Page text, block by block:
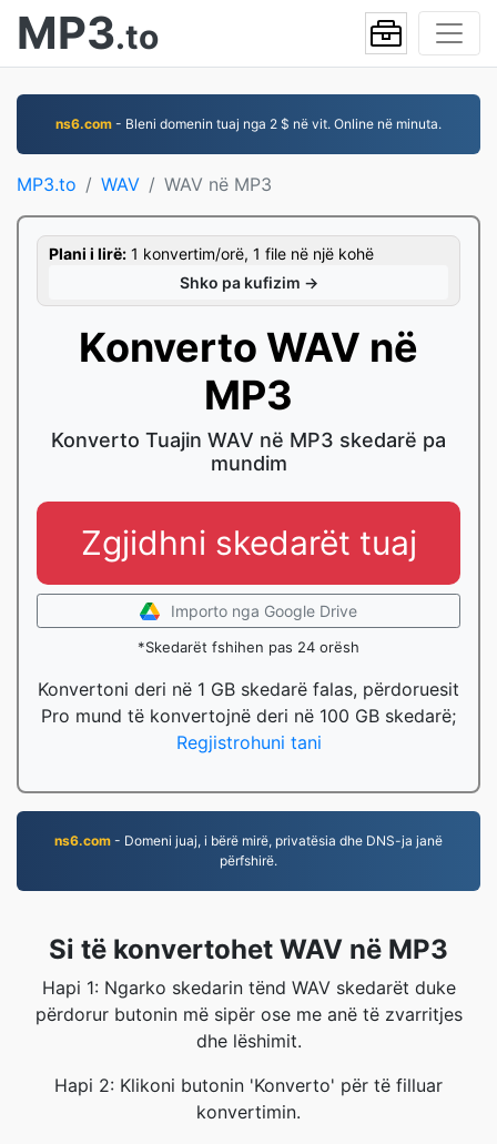
MP3.to
ns6.com - Bleni domenin tuaj nga 2 $ në vit. Online në minuta.
MP3.to WAV WAV në MP3
Plani i lirë: 1 konvertim/orë, 1 file në një kohë
Shko pa kufizim →
Konverto WAV në
MP3
Konverto Tuajin WAV në MP3 skedarë pa
mundim
Zgjidhni skedarët tuaj
Importo nga Google Drive
*Skedarët fshihen pas 24 orësh
Konvertoni deri në 1 GB skedarë falas, përdoruesit
Pro mund të konvertojnë deri në 100 GB skedarë;
Regjistrohuni tani
ns6.com - Domeni juaj, i bërë mirë, privatësia dhe DNS-ja janë
përfshirë.
Si të konvertohet WAV në MP3
Hapi 1: Ngarko skedarin tënd WAV skedarët duke
përdorur butonin më sipër ose me anë të zvarritjes
dhe lëshimit.
Hapi 2: Klikoni butonin 'Konverto' për të filluar
konvertimin.